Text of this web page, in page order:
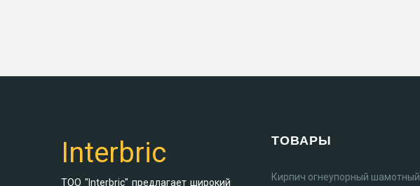
Interbric
ТОО "Interbric" предлагает широкий
ТОВАРЫ
Кирпич огнеупорный шамотный